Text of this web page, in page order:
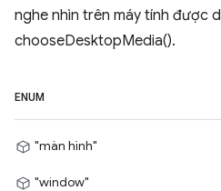
nghe nhìn trên máy tính được
chooseDesktopMedia().
ENUM
"màn hình"
"window"